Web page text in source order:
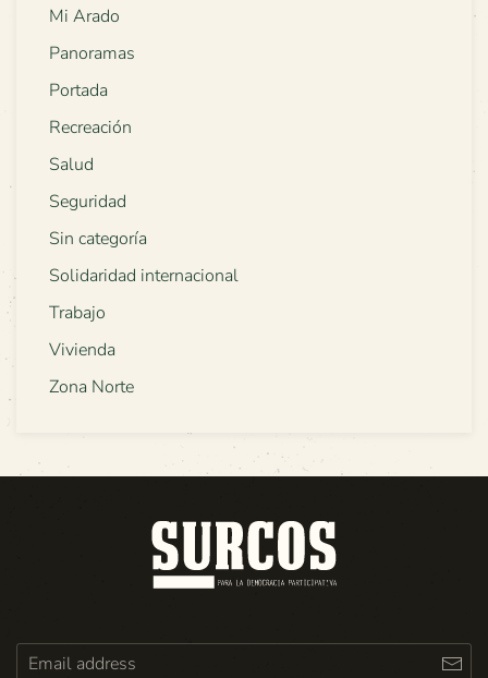
Mi Arado
Panoramas
Portada
Recreación
Salud
Seguridad
Sin categoría
Solidaridad internacional
Trabajo
Vivienda
Zona Norte